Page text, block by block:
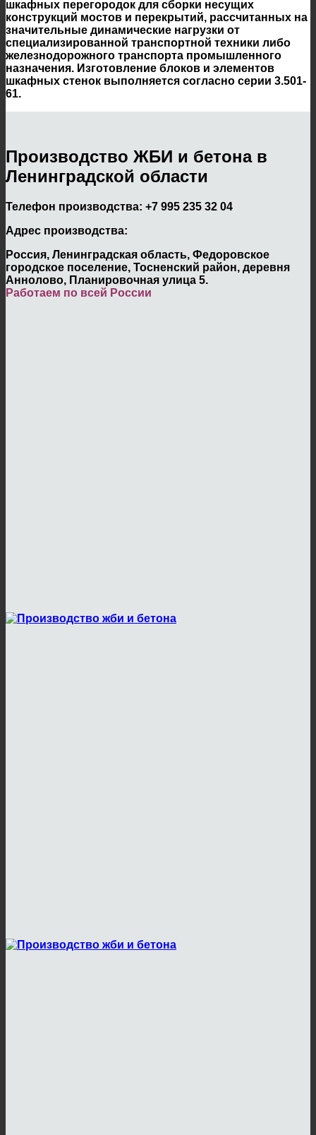
шкафных перегородок для сборки несущих
конструкций мостов и перекрытий, рассчитанных на
значительные динамические нагрузки от
специализированной транспортной техники либо
железнодорожного транспорта промышленного
назначения. Изготовление блоков и элементов
шкафных стенок выполняется согласно серии 3.501-
61.
Производство ЖБИ и бетона в
Ленинградской области
Телефон производства: +7 995 235 32 04
Адрес производства:
Россия, Ленинградская область, Федоровское
городское поселение, Тосненский район, деревня
Аннолово, Планировочная улица 5.
Работаем по всей России